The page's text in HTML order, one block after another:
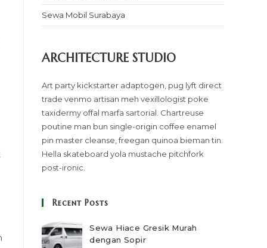
Sewa Mobil Surabaya
ARCHITECTURE STUDIO
Art party kickstarter adaptogen, pug lyft direct
trade venmo artisan meh vexillologist poke
taxidermy offal marfa sartorial. Chartreuse
poutine man bun single-origin coffee enamel
pin master cleanse, freegan quinoa bieman tin.
Hella skateboard yola mustache pitchfork
post-ironic.
Recent Posts
Sewa Hiace Gresik Murah
dengan Sopir